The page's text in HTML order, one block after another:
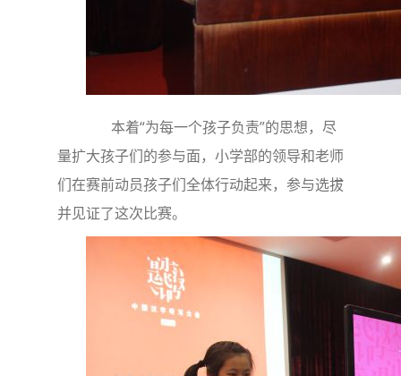
本着“为每一个孩子负责”的思想，尽
量扩大孩子们的参与面，小学部的领导和老师
们在赛前动员孩子们全体行动起来，参与选拔
并见证了这次比赛。